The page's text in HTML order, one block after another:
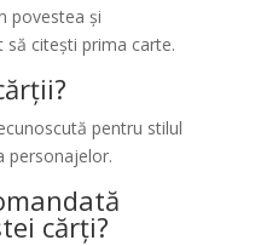
povestea și
citești prima carte.
pentru stilul
personajelor.
cărți?